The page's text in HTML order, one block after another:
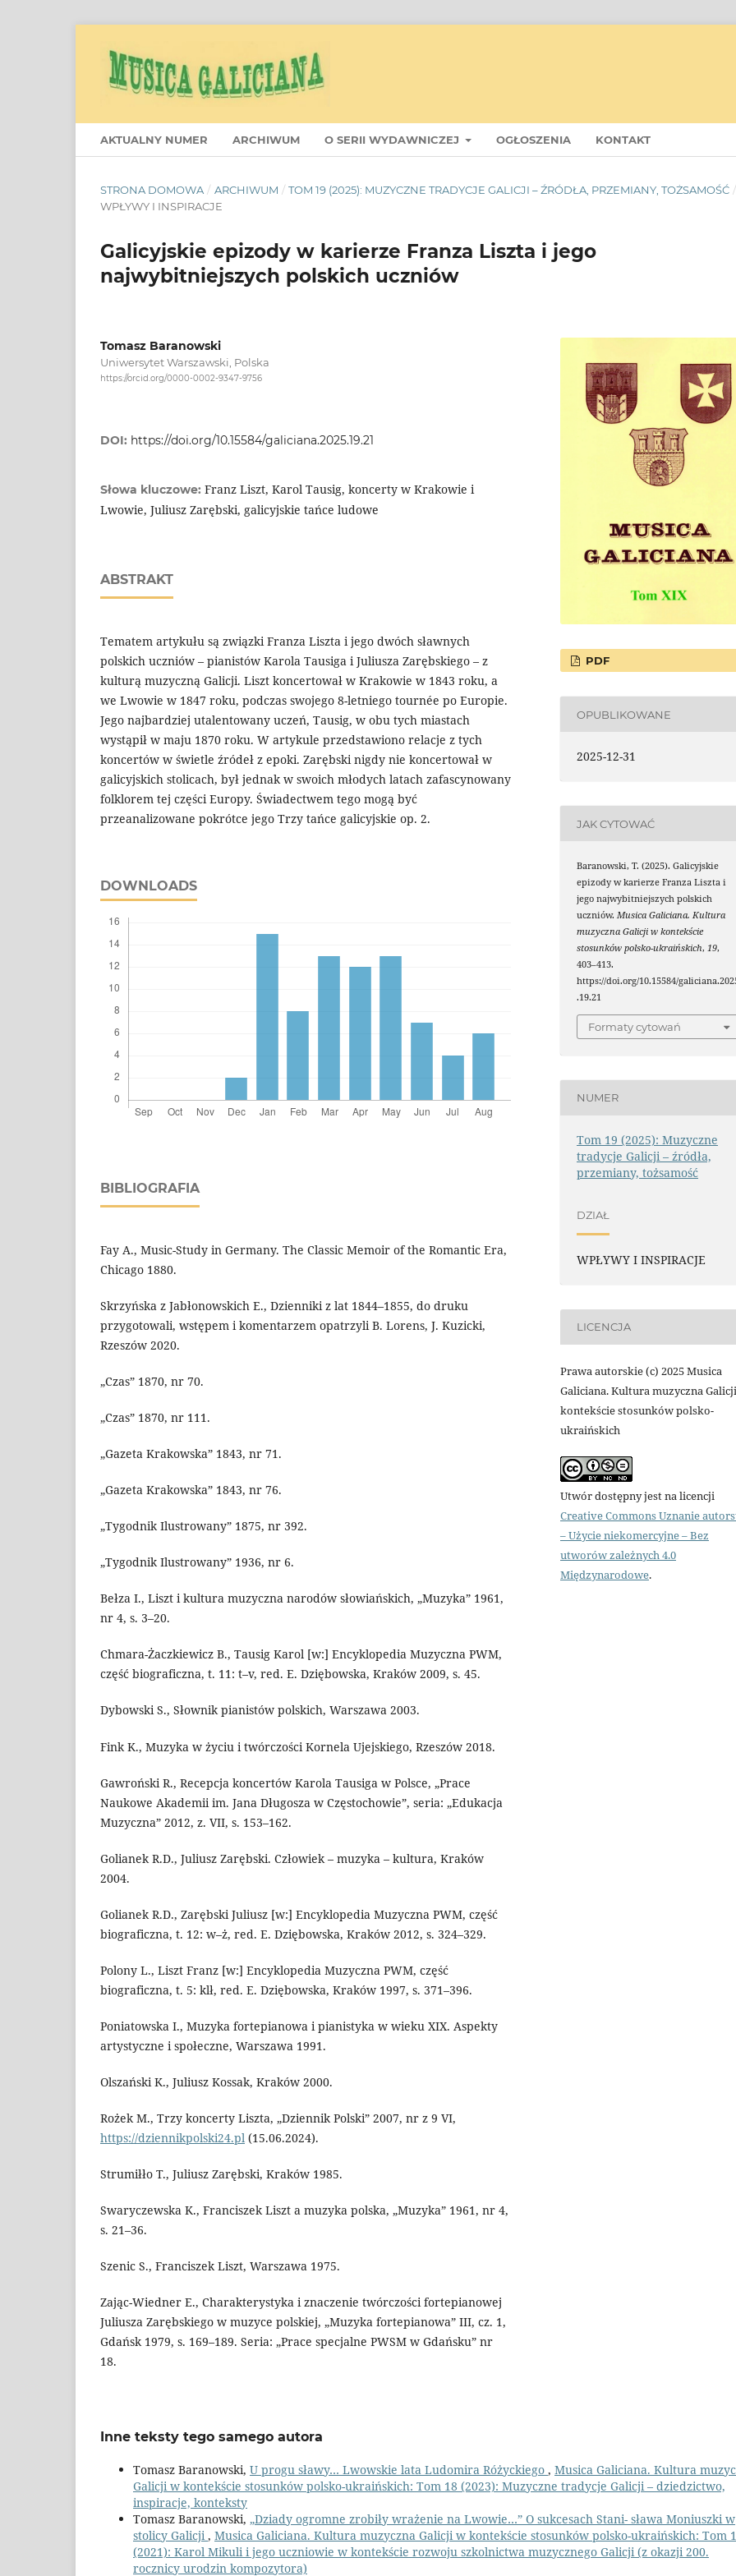
AKTUALNY NUMER ARCHIWUM O SERII WYDAWNICZEJ OGŁOSZENIA KONTAKT
STRONA DOMOWA / ARCHIWUM / TOM 19 (2025): MUZYCZNE TRADYCJE GALICJI – ŹRÓDŁA, PRZEMIANY, TOŻSAMOŚĆ /
WPŁYWY I INSPIRACJE
Galicyjskie epizody w karierze Franza Liszta i jego
najwybitniejszych polskich uczniów
Tomasz Baranowski
Uniwersytet Warszawski, Polska
https://orcid.org/0000-0002-9347-9756
DOI: https://doi.org/10.15584/galiciana.2025.19.21
Słowa kluczowe: Franz Liszt, Karol Tausig, koncerty w Krakowie i
Lwowie, Juliusz Zarębski, galicyjskie tańce ludowe
ABSTRAKT
Tematem artykułu są związki Franza Liszta i jego dwóch sławnych
polskich uczniów – pianistów Karola Tausiga i Juliusza Zarębskiego – z
kulturą muzyczną Galicji. Liszt koncertował w Krakowie w 1843 roku, a
we Lwowie w 1847 roku, podczas swojego 8-letniego tournée po Europie.
Jego najbardziej utalentowany uczeń, Tausig, w obu tych miastach
wystąpił w maju 1870 roku. W artykule przedstawiono relacje z tych
koncertów w świetle źródeł z epoki. Zarębski nigdy nie koncertował w
galicyjskich stolicach, był jednak w swoich młodych latach zafascynowany
folklorem tej części Europy. Świadectwem tego mogą być
przeanalizowane pokrótce jego Trzy tańce galicyjskie op. 2.
DOWNLOADS
BIBLIOGRAFIA
Fay A., Music-Study in Germany. The Classic Memoir of the Romantic Era,
Chicago 1880.
Skrzyńska z Jabłonowskich E., Dzienniki z lat 1844–1855, do druku
przygotowali, wstępem i komentarzem opatrzyli B. Lorens, J. Kuzicki,
Rzeszów 2020.
„Czas” 1870, nr 70.
„Czas” 1870, nr 111.
„Gazeta Krakowska” 1843, nr 71.
„Gazeta Krakowska” 1843, nr 76.
„Tygodnik Ilustrowany” 1875, nr 392.
„Tygodnik Ilustrowany” 1936, nr 6.
Bełza I., Liszt i kultura muzyczna narodów słowiańskich, „Muzyka” 1961,
nr 4, s. 3–20.
Chmara-Żaczkiewicz B., Tausig Karol [w:] Encyklopedia Muzyczna PWM,
część biograficzna, t. 11: t–v, red. E. Dziębowska, Kraków 2009, s. 45.
Dybowski S., Słownik pianistów polskich, Warszawa 2003.
Fink K., Muzyka w życiu i twórczości Kornela Ujejskiego, Rzeszów 2018.
Gawroński R., Recepcja koncertów Karola Tausiga w Polsce, „Prace
Naukowe Akademii im. Jana Długosza w Częstochowie”, seria: „Edukacja
Muzyczna” 2012, z. VII, s. 153–162.
Golianek R.D., Juliusz Zarębski. Człowiek – muzyka – kultura, Kraków
2004.
Golianek R.D., Zarębski Juliusz [w:] Encyklopedia Muzyczna PWM, część
biograficzna, t. 12: w–ż, red. E. Dziębowska, Kraków 2012, s. 324–329.
Polony L., Liszt Franz [w:] Encyklopedia Muzyczna PWM, część
biograficzna, t. 5: klł, red. E. Dziębowska, Kraków 1997, s. 371–396.
Poniatowska I., Muzyka fortepianowa i pianistyka w wieku XIX. Aspekty
artystyczne i społeczne, Warszawa 1991.
Olszański K., Juliusz Kossak, Kraków 2000.
Rożek M., Trzy koncerty Liszta, „Dziennik Polski” 2007, nr z 9 VI,
https://dziennikpolski24.pl (15.06.2024).
Strumiłło T., Juliusz Zarębski, Kraków 1985.
Swaryczewska K., Franciszek Liszt a muzyka polska, „Muzyka” 1961, nr 4,
s. 21–36.
Szenic S., Franciszek Liszt, Warszawa 1975.
Zając-Wiedner E., Charakterystyka i znaczenie twórczości fortepianowej
Juliusza Zarębskiego w muzyce polskiej, „Muzyka fortepianowa” III, cz. 1,
Gdańsk 1979, s. 169–189. Seria: „Prace specjalne PWSM w Gdańsku” nr
18.
PDF
OPUBLIKOWANE
2025-12-31
JAK CYTOWAĆ
Baranowski, T. (2025). Galicyjskie
epizody w karierze Franza Liszta i
jego najwybitniejszych polskich
uczniów.Musica Galiciana. Kultura
muzyczna Galicji w kontekście
stosunków polsko-ukraińskich,19,
403–413.
https://doi.org/10.15584/
.19.21
Formaty cytowań
NUMER
Tom 19 (2025): Muzyczne
tradycje Galicji – źródła,
przemiany, tożsamość
DZIAŁ
WPŁYWY I INSPIRACJE
LICENCJA
Prawa autorskie (c) 2025 Musica
Galiciana. Kultura muzyczna
kontekście stosunków polsko-
ukraińskich
Utwór dostępny jest na licencji
Creative Commons Uznanie
– Użycie niekomercyjne – Bez
utworów zależnych 4.0
Międzynarodowe.
Inne teksty tego samego autora
Tomasz Baranowski, U progu sławy… Lwowskie lata Ludomira Różyckiego , Musica Galiciana. Kultura
Galicji w kontekście stosunków polsko-ukraińskich: Tom 18 (2023): Muzyczne tradycje Galicji – dziedzictwo,
inspiracje, konteksty
Tomasz Baranowski, „Dziady ogromne zrobiły wrażenie na Lwowie…” O sukcesach Stani- sława Moniuszki w
stolicy Galicji , Musica Galiciana. Kultura muzyczna Galicji w kontekście stosunków polsko-ukraińskich: Tom
(2021): Karol Mikuli i jego uczniowie w kontekście rozwoju szkolnictwa muzycznego Galicji (z okazji 200.
rocznicy urodzin kompozytora)